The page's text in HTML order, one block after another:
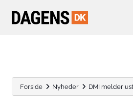
Forside Nyheder DMI melder